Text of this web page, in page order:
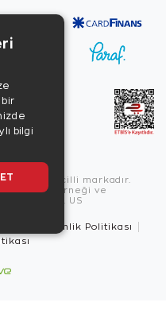
tescilli markadır.
Derneği ve
üyesidir. US
Güvenlik Politikası
bir
bilgi